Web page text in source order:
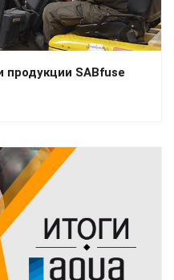
продукции SABfuse